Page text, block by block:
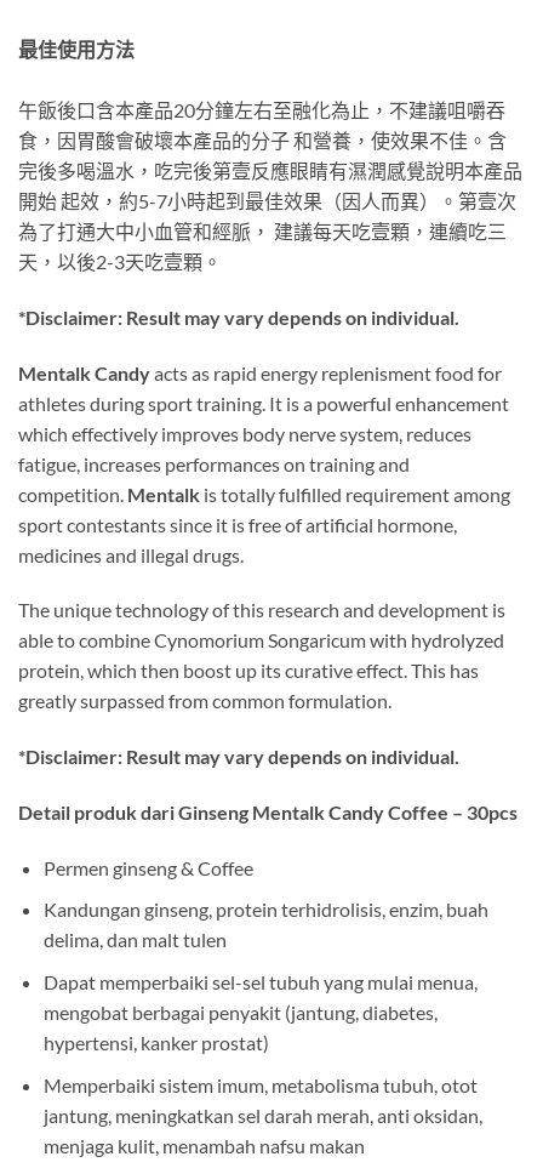
最佳使用方法
午飯後口含本產品20分鐘左右至融化為止，不建議咀嚼吞
食，因胃酸會破壞本產品的分子 和營養，使效果不佳。含
完後多喝溫水，吃完後第壹反應眼睛有濕潤感覺說明本產品
開始 起效，約5-7小時起到最佳效果（因人而異）。第壹次
為了打通大中小血管和經脈， 建議每天吃壹顆，連續吃三
天，以後2-3天吃壹顆。
*Disclaimer: Result may vary depends on individual.
Mentalk Candyacts as rapid energy replenisment food for
athletes during sport training. It is a powerful enhancement
which effectively improves body nerve system, reduces
fatigue, increases performances on training and
competition. Mentalk is totally fulfilled requirement among
sport contestants since it is free of artificial hormone,
medicines and illegal drugs.
The unique technology of this research and development is
able to combine Cynomorium Songaricum with hydrolyzed
protein, which then boost up its curative effect. This has
greatly surpassed from common formulation.
*Disclaimer: Result may vary depends on individual.
Detail produk dari Ginseng Mentalk Candy Coffee – 30pcs
Permen ginseng & Coffee
Kandungan ginseng, protein terhidrolisis, enzim, buah
delima, dan malt tulen
Dapat memperbaiki sel-sel tubuh yang mulai menua,
mengobat berbagai penyakit (jantung, diabetes,
hypertensi, kanker prostat)
Memperbaiki sistem imum, metabolisma tubuh, otot
jantung, meningkatkan sel darah merah, anti oksidan,
menjaga kulit, menambah nafsu makan